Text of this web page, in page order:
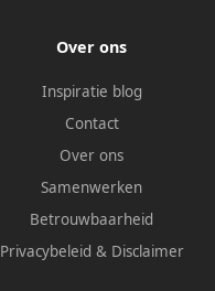
Over ons
Inspiratie blog
Contact
Over ons
Samenwerken
Betrouwbaarheid
Privacybeleid & Disclaimer